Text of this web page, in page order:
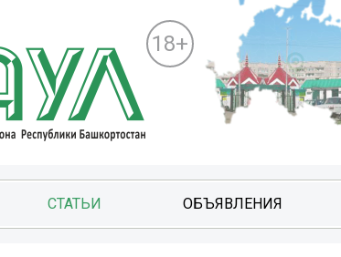
18+
СТАТЬИ ОБЪЯВЛЕНИЯ